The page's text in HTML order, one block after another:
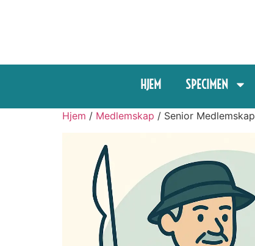
HJEM SPECIMEN
Hjem / Medlemskap / Senior Medlemskap